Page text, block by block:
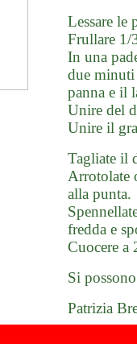
Lessare le
Frullare 1/
In una
due minuti
panna e il
Unire del
Unire il
Tagliate il
Arrotolate
alla punta.
fredda e
Cuocere a
Si
Patrizia